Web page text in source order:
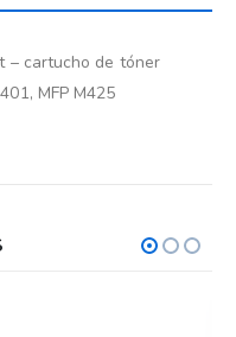
– cartucho de tóner
MFP M425